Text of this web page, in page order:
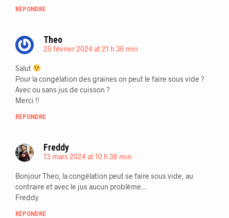
RÉPONDRE
Theo
25 février 2024 at 21 h 36 min
Salut
Pour la congélation des graines on peut le faire sous vide ?
Avec ou sans jus de cuisson ?
Merci !!
RÉPONDRE
Freddy
13 mars 2024 at 10 h 36 min
Bonjour Theo, la congélation peut se faire sous vide, au
contraire et avec le jus aucun problème…
Freddy
RÉPONDRE